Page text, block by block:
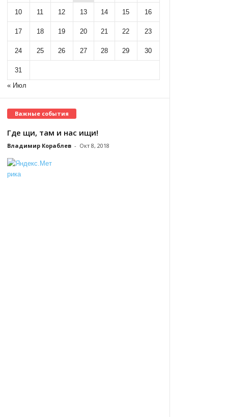
10 11 12 13 14 15 16
17 18 19 20 21 22 23
24 25 26 27 28 29 30
31
« Июл
Важные события
Где щи, там и нас ищи!
Владимир Кораблев - Окт 8, 2018